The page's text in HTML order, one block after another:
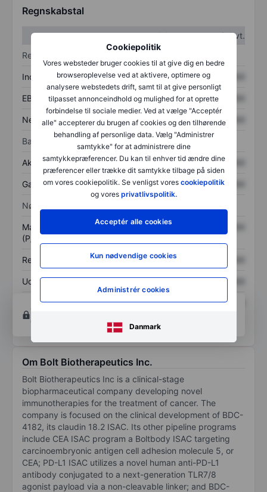
Cookiepolitik
Vores websteder bruger cookies til at give dig en bedre
browseroplevelse ved at aktivere, optimere og
analysere webstedets drift, samt til at give personligt
tilpasset annonceindhold og mulighed for at oprette
forbindelse til sociale medier. Ved at vælge "Acceptér
alle" accepterer du brugen af cookies og den tilhørende
behandling af personlige data. Vælg "Administrer
samtykke" for at administrere dine
samtykkepræferencer. Du kan til enhver tid ændre dine
præferencer eller trække dit samtykke tilbage på siden
om vores cookiepolitik. Se venligst vores cookiepolitik
og vores privatlivspolitik.
Acceptér alle cookies
Kun nødvendige cookies
Administrér cookies
Danmark
Regnskabstal
1. kvt.
2. kvt.
Resultatopgørelse
Indtægter XXXXXXX XXXXXXX
EBITDA XXXXXXX XXXXXXX
Nettoresultat XXXXXXX XXXXXXX
Balance
Aktiver i alt XXXXXXX XXXXXXX
Gæld XXXXXXX XXXXXXX
Nøgletal
Markedsværdi/omsætning
(P/S)
XXXXXXX
Resultat pr. aktie (EPS) XXXXXXX
Udbytte pr. aktie XXXXXXX XXXXXXX
Afkast af egenkapital XXXXXXX XXXXXXX
Opret konto
og analyse værktøjer.
Om Bolt Biotherapeutics Inc.
Bolt Biotherapeutics Inc is a clinical-stage
biopharmaceutical company developing novel
immunotherapies for the treatment of cancer. The
company is focused on the clinical development of BDC-
4182, its claudin 18.2 ISAC. Its other pipeline programs
include CEA ISAC program a Boltbody ISAC targeting
carcinoembryonic antigen cell adhesion molecule 5, or
CEA; PD-L1 ISAC utilizes a novel human anti-PD-L1
antibody conjugated to a next-generation TLR7/8
agonist payload via a non-cleavable linker; and BDC-